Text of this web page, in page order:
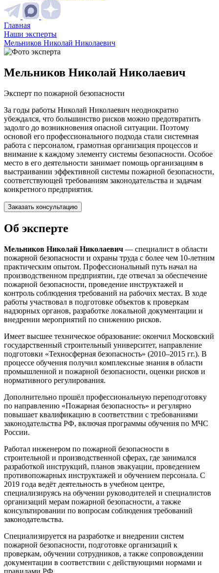
Главная
Наши эксперты
Мельников Николай Николаевич
Мельников Николай Николаевич
Эксперт по пожарной безопасности
За годы работы Николай Николаевич неоднократно
убеждался, что большинство рисков можно предотвратить
задолго до возникновения опасной ситуации. Поэтому
основой его профессионального подхода стали системная
работа с персоналом, грамотная организация процессов и
внимание к каждому элементу системы безопасности. Особое
место в его деятельности занимает помощь организациям в
выстраивании эффективной системы пожарной безопасности,
соответствующей требованиям законодательства и задачам
конкретного предприятия.
Заказать консультацию
Об эксперте
Мельников Николай Николаевич — специалист в области
пожарной безопасности и охраны труда с более чем 10-летним
практическим опытом. Профессиональный путь начал на
производственном предприятии, где отвечал за обеспечение
пожарной безопасности, проведение инструктажей и
контроль соблюдения требований на рабочих местах. В ходе
работы участвовал в подготовке объектов к проверкам
надзорных органов, разработке локальной документации и
внедрении мероприятий по снижению рисков.
Имеет высшее техническое образование: окончил Московский
государственный строительный университет, направление
подготовки «Техносферная безопасность» (2010–2015 гг.). В
процессе обучения получил комплексные знания в области
промышленной и пожарной безопасности, оценки рисков и
нормативного регулирования.
Дополнительно прошёл профессиональную переподготовку
по направлению «Пожарная безопасность» и регулярно
повышает квалификацию в соответствии с требованиями
законодательства РФ, включая программы обучения по МЧС
России.
Работал инженером по пожарной безопасности в
строительной и производственной сферах, где занимался
разработкой инструкций, планов эвакуации, проведением
противопожарных инструктажей и обучением персонала. С
2019 года ведёт деятельность в учебном центре,
специализируясь на обучении руководителей и специалистов
организаций мерам пожарной безопасности, а также
консультировании по вопросам соблюдения требований
законодательства.
Специализируется на разработке и внедрении систем
пожарной безопасности, подготовке организаций к
проверкам, обучении сотрудников, а также сопровождении
документации в соответствии с действующими нормами и
правилами РФ.